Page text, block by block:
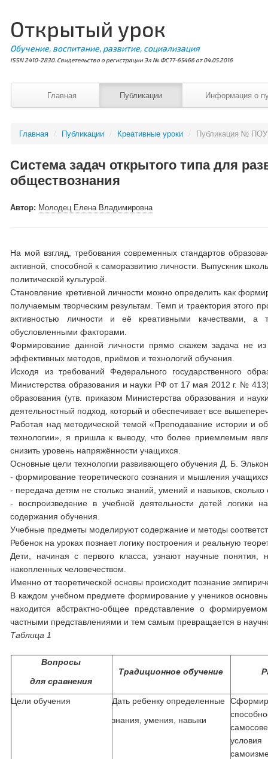
Открытый урок
Обучение, воспитание, развитие, социализация
ISSN 2410-2830. Свидетельство о регистрации Эл № ФС77-65466 от 04.05.2016
Главная Публикации Информация о
Главная / Публикации / Креативные уроки / Публикация № ПОУ
Система задач открытого типа для
обществознания
Автор: Молодец Елена Владимировна
На мой взгляд, требования современных стандартов
активной, способной к саморазвитию личности. Выпускник
политической культурой.
Становление кретивной личности можно определить как
получаемым творческим результам. Темп и траектория этого
активностью личности и её креативными качествами, а
обусловленными факторами.
Формирование данной личности прямо скажем задача не
эффективных методов, приёмов и технологий обучения.
Исходя из требований Федерального государственного
Министерства образования и науки РФ от 17 мая 2012 г. №
образования (утв. приказом Министерства образования и
деятельностный подход, который и обеспечивает все
Работая над методической темой «Преподавание истории и
технологии», я пришла к выводу, что более приемлемым
снизить уровень напряжённости учащихся.
Основные цели технологии развивающего обучения Д. Б.
- формирование теоретического сознания и мышления
- передача детям не столько знаний, умений и навыков,
- воспроизведение в учебной деятельности детей логики
содержания обучения.
Учебные предметы моделируют содержание и методы
Ребенок на уроках познает логику построения и реальную
Дети, начиная с первого класса, узнают научные понятия,
накопленных человечеством.
Именно от теоретической основы происходит познание
В каждом учебном предмете формирование у учеников
находится абстрактно-общее представление о
частными представлениями и тем самым превращается в
Таблица 1
Вопросы
для сравнения
Традиционное обучение
Цели обучения
Дать ребенку определенные
знания, умения, навыки